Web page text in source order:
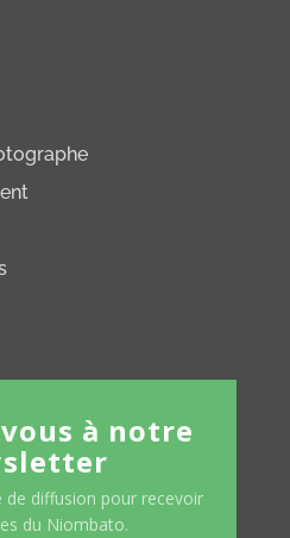
à notre
de diffusion pour recevoir
du Niombato.